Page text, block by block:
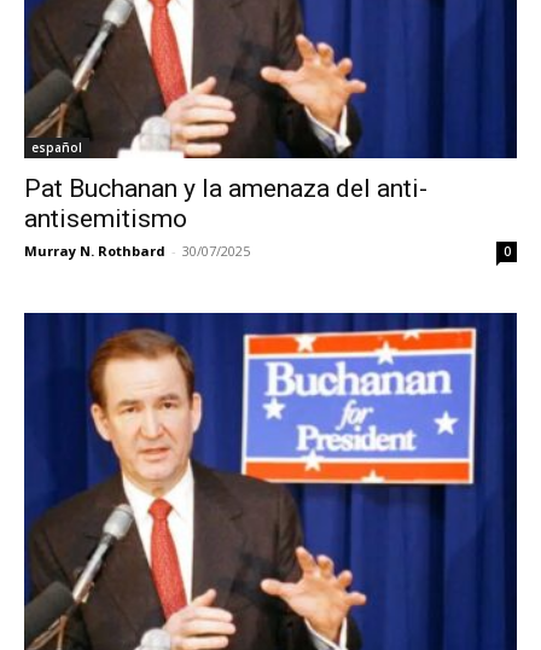
español
Pat Buchanan y la amenaza del anti-
antisemitismo
Murray N. Rothbard - 30/07/2025 0